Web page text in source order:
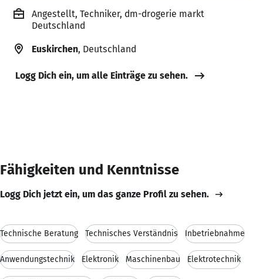
Angestellt, Techniker, dm-drogerie markt
Deutschland
Euskirchen, Deutschland
Logg Dich ein, um alle Einträge zu sehen.
Fähigkeiten und Kenntnisse
Logg Dich jetzt ein, um das ganze Profil zu sehen.
Technische Beratung Technisches Verständnis Inbetriebnahme
Anwendungstechnik Elektronik Maschinenbau Elektrotechnik